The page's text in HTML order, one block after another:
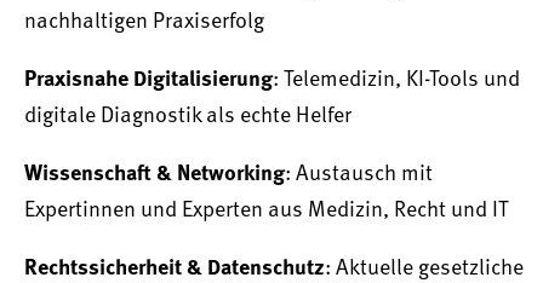
nachhaltigen Praxiserfolg
Praxisnahe Digitalisierung: Telemedizin, KI-Tools und
digitale Diagnostik als echte Helfer
Wissenschaft & Networking: Austausch mit
Expertinnen und Experten aus Medizin, Recht und IT
Rechtssicherheit & Datenschutz: Aktuelle gesetzliche